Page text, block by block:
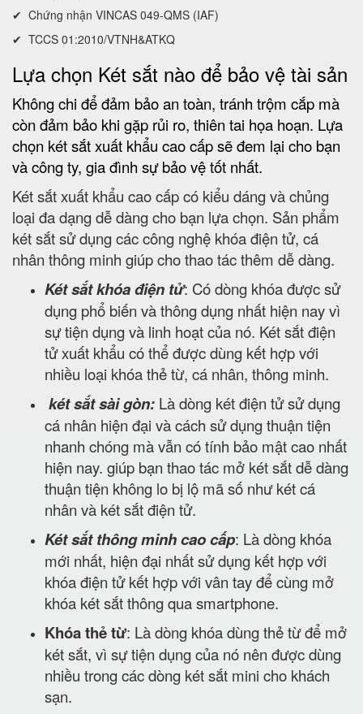
✔ Chứng nhận VINCAS 049-QMS (IAF)
✔ TCCS 01:2010/VTNH&ATKQ
Lựa chọn Két sắt nào để bảo vệ tài sản
Không chi để đảm bảo an toàn, tránh trộm cắp mà
còn đảm bảo khi gặp rủi ro, thiên tai họa hoạn. Lựa
chọn két sắt xuất khẩu cao cấp sẽ đem lại cho bạn
và công ty, gia đình sự bảo vệ tốt nhất.
Két sắt xuất khẩu cao cấp có kiểu dáng và chủng
loại đa dạng dễ dàng cho bạn lựa chọn. Sản phẩm
két sắt sử dụng các công nghệ khóa điện tử, cá
nhân thông minh giúp cho thao tác thêm dễ dàng.
Két sắt khóa điện tử: Có dòng khóa được sử
dụng phổ biến và thông dụng nhất hiện nay vì
sự tiện dụng và linh hoạt của nó. Két sắt điện
tử xuất khẩu có thể được dùng kết hợp với
nhiều loại khóa thẻ từ, cá nhân, thông minh.
két sắt sài gòn: Là dòng két điện tử sử dụng
cá nhân hiện đại và cách sử dụng thuận tiện
nhanh chóng mà vẫn có tính bảo mật cao nhất
hiện nay. giúp bạn thao tác mở két sắt dễ dàng
thuận tiện không lo bị lộ mã số như két cá
nhân và két sắt điện tử.
Két sắt thông minh cao cấp: Là dòng khóa
mới nhất, hiện đại nhất sử dụng kết hợp với
khóa điện tử kết hợp với vân tay để cùng mở
khóa két sắt thông qua smartphone.
Khóa thẻ từ: Là dòng khóa dùng thẻ từ để mở
két sắt, vì sự tiện dụng của nó nên được dùng
nhiều trong các dòng két sắt mini cho khách
sạn.